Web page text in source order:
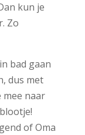
kun je
Zo
bad gaan
dus met
mee naar
of Oma